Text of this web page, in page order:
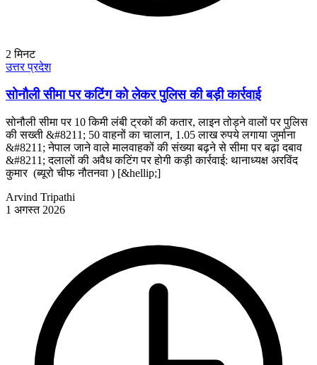
2 मिनट
उत्तर प्रदेश
सोनौली सीमा पर कटिंग को लेकर पुलिस की बड़ी कार्रवाई
सोनौली सीमा पर 10 किमी लंबी ट्रकों की कतार, लाइन तोड़ने वालों पर पुलिस
की सख्ती &#8211; 50 वाहनों का चालान, 1.05 लाख रुपये लगाया जुर्माना
&#8211; नेपाल जाने वाले मालवाहकों की संख्या बढ़ने से सीमा पर बढ़ा दबाव
&#8211; दलालों की अवैध कटिंग पर होगी कड़ी कार्रवाई: थानाध्यक्ष अरविंद
कुमार (ब्यूरो चीफ नौतनवा ) [&hellip;]
Arvind Tripathi
1 अगस्त 2026